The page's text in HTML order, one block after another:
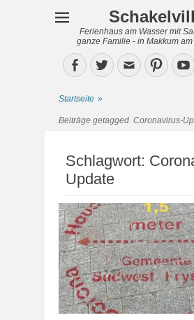
Ferienhaus am Wasser mit
ganze Familie - in Makkum
Facebook
TwitterEmail
Startseite »
Beiträge getagged Coronavirus-
Schlagwort:
Update